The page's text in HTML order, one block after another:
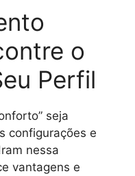
o
Perfil
seja
configurações e
nessa
vantagens e